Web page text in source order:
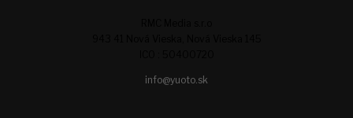
info@yuoto.sk